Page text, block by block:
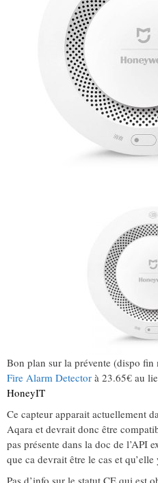
Bon plan sur la prévente (dispo fin
Fire Alarm Detector à 23.65€ au
HoneyIT
Ce capteur apparait actuellement
Aqara et devrait donc être
pas présente dans la doc de l’API
que ca devrait être le cas et
Pas d’info sur le statut CE qui est